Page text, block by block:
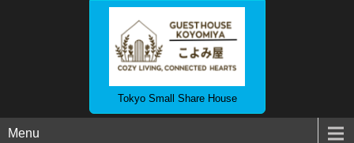
Tokyo Small Share House
Menu